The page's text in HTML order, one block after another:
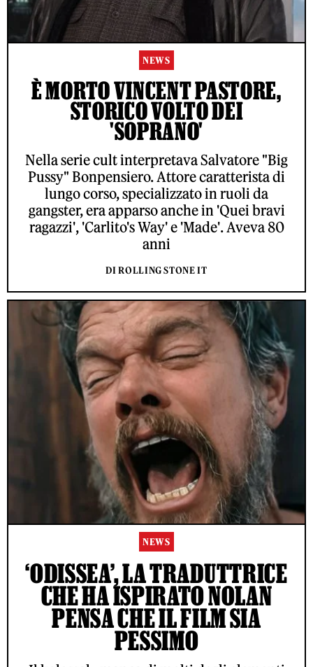
NEWS
È MORTO VINCENT PASTORE,
STORICO VOLTO DEI
'SOPRANO'
Nella serie cult interpretava Salvatore "Big
Pussy" Bonpensiero. Attore caratterista di
lungo corso, specializzato in ruoli da
gangster, era apparso anche in 'Quei bravi
ragazzi', 'Carlito's Way' e 'Made'. Aveva 80
anni
DI ROLLING STONE IT
NEWS
‘ODISSEA’, LA TRADUTTRICE
CHE HA ISPIRATO NOLAN
PENSA CHE IL FILM SIA
PESSIMO